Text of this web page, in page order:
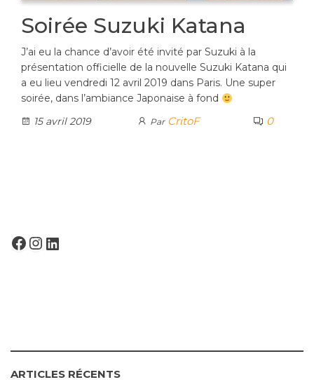
Soirée Suzuki Katana
J’ai eu la chance d’avoir été invité par Suzuki à la
présentation officielle de la nouvelle Suzuki Katana qui
a eu lieu vendredi 12 avril 2019 dans Paris. Une super
soirée, dans l’ambiance Japonaise à fond
15 avril 2019
Par CritoF 0
FACEBOOK
INSTAGRAM
LINKEDIN
ARTICLES RÉCENTS